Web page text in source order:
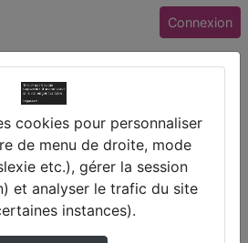
Connexion
ANATOLE
cookies pour personnaliser
de menu de droite, mode
etc.), gérer la session
et analyser le trafic du site
instances).